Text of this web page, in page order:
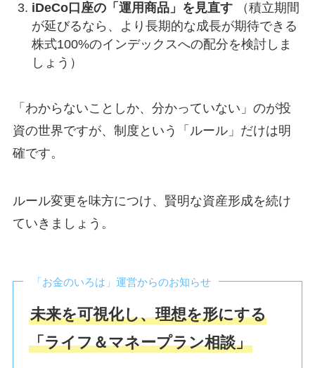
iDeCo口座の「運用商品」を見直す（積立期間
が延びるなら、より長期的な成長が期待できる
株式100%のインデックスへの配分を検討しま
しょう）
「わからないことしか、分かっていない」のが投
資の世界ですが、制度という「ルール」だけは明
確です。
ルール変更を味方につけ、賢明な資産形成を続け
ていきましょう。
「お金のいろは」運営からのお知らせ
未来を可視化し、理想を形にする
「ライフ＆マネープラン相談」